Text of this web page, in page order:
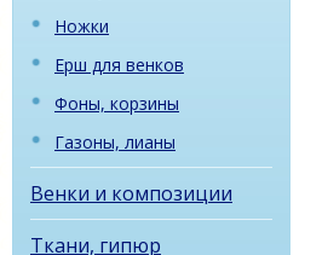
Ножки
Ерш для венков
Фоны, корзины
Газоны, лианы
Венки и композиции
Ткани, гипюр